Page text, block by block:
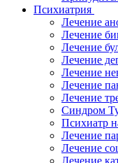
Психиатрия
Лечение
Лечение
Лечение
Лечение
Лечение
Лечение
Лечение
Синдром
Психиатр
Лечение
Лечение
Лечение